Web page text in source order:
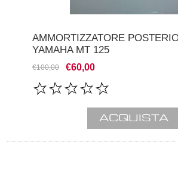
AMMORTIZZATORE
YAMAHA MT 125
€100,00 €60,00